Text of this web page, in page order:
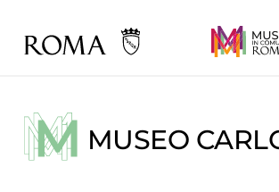
MUSEO